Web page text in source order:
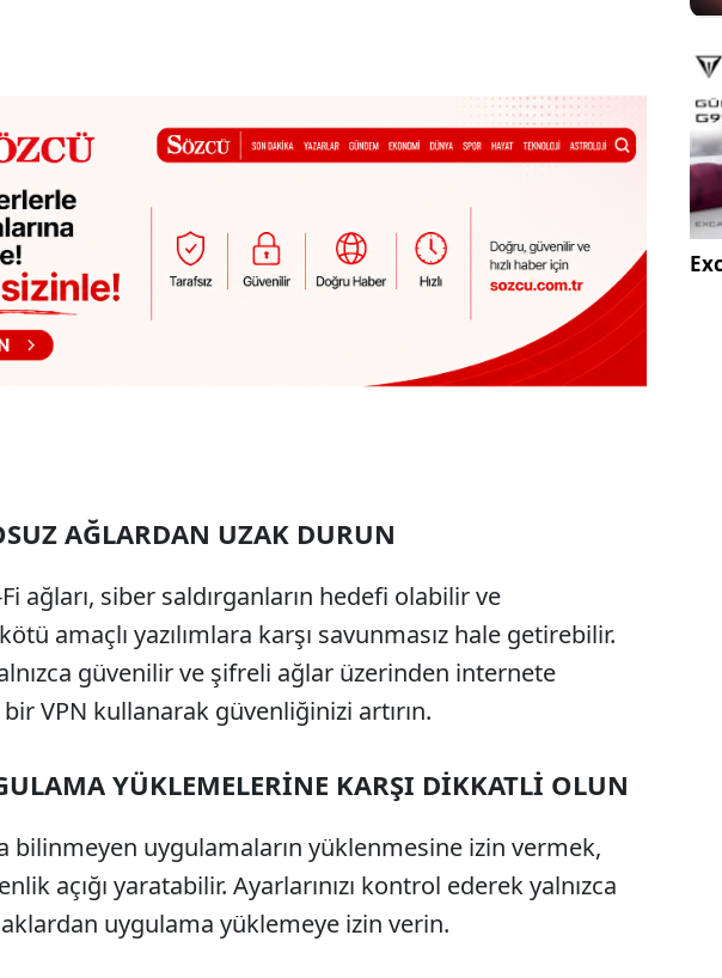
AĞLARDAN UZAK DURUN
ağları, siber saldırganların hedefi olabilir ve
amaçlı yazılımlara karşı savunmasız hale getirebilir.
güvenilir ve şifreli ağlar üzerinden internete
VPN kullanarak güvenliğinizi artırın.
YÜKLEMELERİNE KARŞI DİKKATLİ OLUN
bilinmeyen uygulamaların yüklenmesine izin vermek,
açığı yaratabilir. Ayarlarınızı kontrol ederek yalnızca
uygulama yüklemeye izin verin.